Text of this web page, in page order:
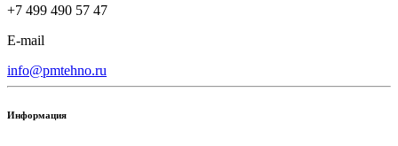
+7 499 490 57 47
E-mail
info@pmtehno.ru
Информация